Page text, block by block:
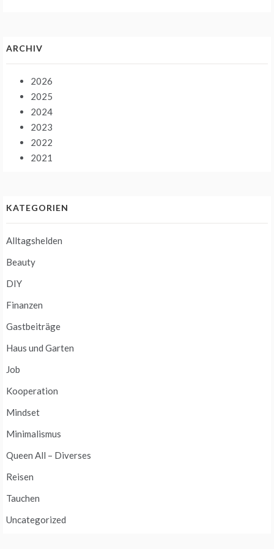
ARCHIV
2026
2025
2024
2023
2022
2021
KATEGORIEN
Alltagshelden
Beauty
DIY
Finanzen
Gastbeiträge
Haus und Garten
Job
Kooperation
Mindset
Minimalismus
Queen All – Diverses
Reisen
Tauchen
Uncategorized